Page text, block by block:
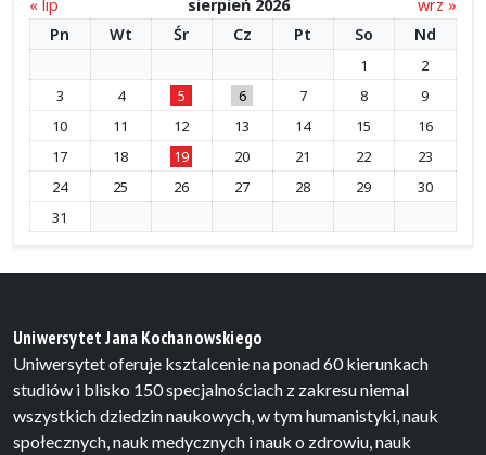
« lip sierpień 2026
wrz »
Pn
Wt Śr Cz Pt So Nd
1
2
3
4 5 6 7 8
9
10
11 12 13 14 15
16
17
18 19 20 21 22
23
24
25 26 27 28 29
30
31
Uniwersytet Jana Kochanowskiego
Uniwersytet oferuje ksztalcenie na ponad 60 kierunkach
studiów i blisko 150 specjalnościach z zakresu niemal
wszystkich dziedzin naukowych, w tym humanistyki, nauk
społecznych, nauk medycznych i nauk o zdrowiu, nauk